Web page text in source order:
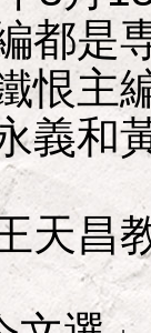
都是
恨主
義和
昌